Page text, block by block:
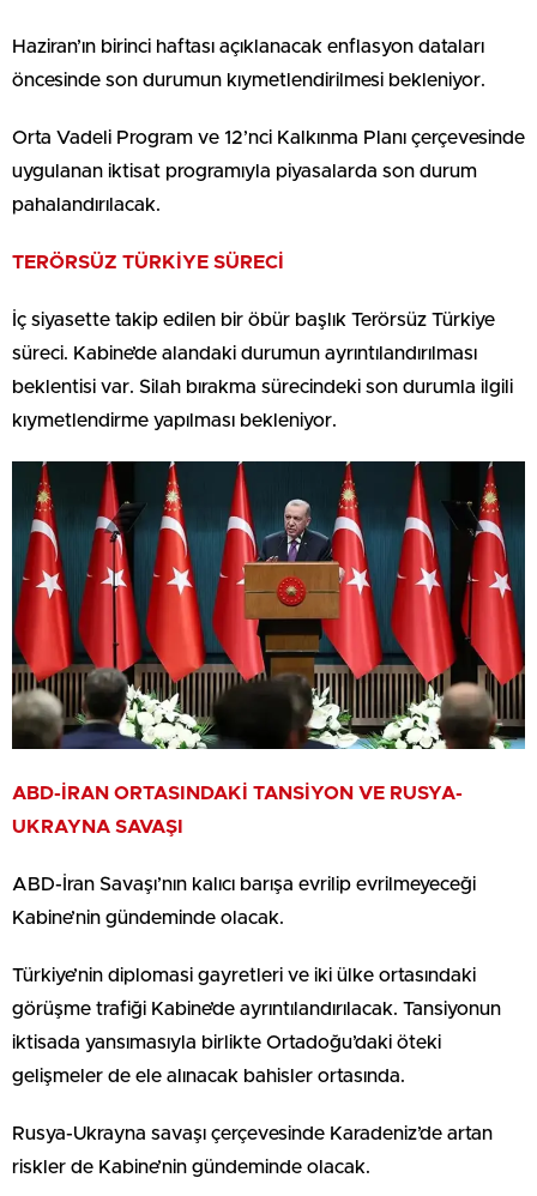
Haziran’ın birinci haftası açıklanacak enflasyon dataları
öncesinde son durumun kıymetlendirilmesi bekleniyor.
Orta Vadeli Program ve 12’nci Kalkınma Planı çerçevesinde
uygulanan iktisat programıyla piyasalarda son durum
pahalandırılacak.
TERÖRSÜZ TÜRKİYE SÜRECİ
İç siyasette takip edilen bir öbür başlık Terörsüz Türkiye
süreci. Kabine’de alandaki durumun ayrıntılandırılması
beklentisi var. Silah bırakma sürecindeki son durumla ilgili
kıymetlendirme yapılması bekleniyor.
ABD-İRAN ORTASINDAKİ TANSİYON VE RUSYA-
UKRAYNA SAVAŞI
ABD-İran Savaşı’nın kalıcı barışa evrilip evrilmeyeceği
Kabine’nin gündeminde olacak.
Türkiye’nin diplomasi gayretleri ve iki ülke ortasındaki
görüşme trafiği Kabine’de ayrıntılandırılacak. Tansiyonun
iktisada yansımasıyla birlikte Ortadoğu’daki öteki
gelişmeler de ele alınacak bahisler ortasında.
Rusya-Ukrayna savaşı çerçevesinde Karadeniz’de artan
riskler de Kabine’nin gündeminde olacak.